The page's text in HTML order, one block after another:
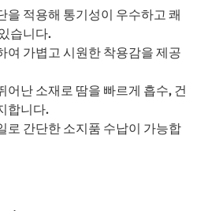
을 적용해 통기성이 우수하고 쾌
습니다.
여 가볍고 시원한 착용감을 제공
어난 소재로 땀을 빠르게 흡수, 건
합니다.
로 간단한 소지품 수납이 가능합